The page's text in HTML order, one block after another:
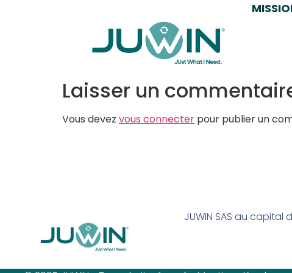
Poppins-
Laisser un
Vous devez vous connecter pour publier un
JUWIN SAS au capital